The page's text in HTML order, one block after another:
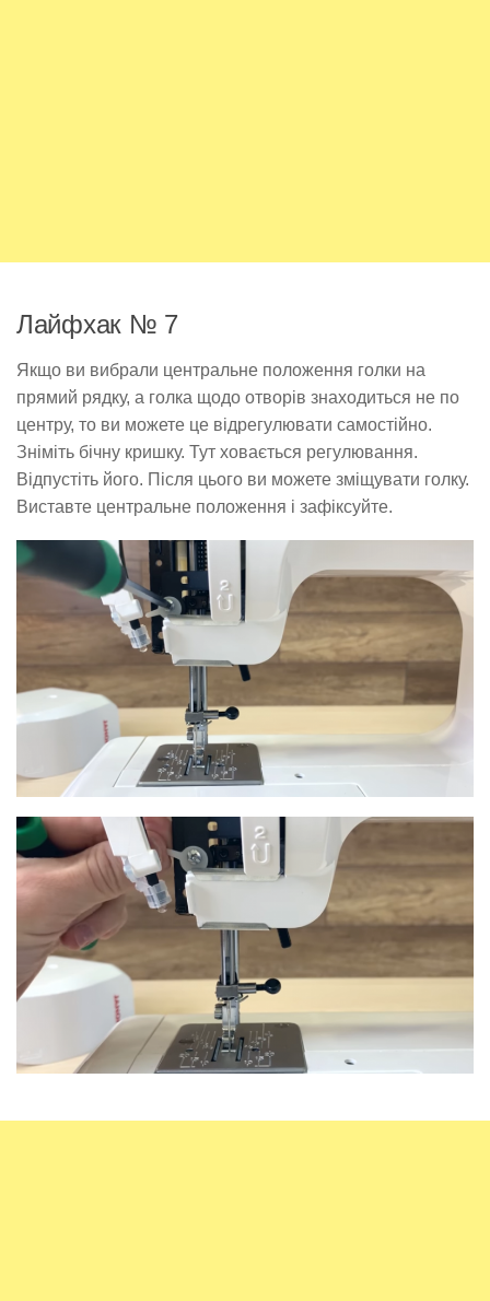
Лайфхак № 7
Якщо ви вибрали центральне положення голки на
прямий рядку, а голка щодо отворів знаходиться не по
центру, то ви можете це відрегулювати самостійно.
Зніміть бічну кришку. Тут ховається регулювання.
Відпустіть його. Після цього ви можете зміщувати голку.
Виставте центральне положення і зафіксуйте.